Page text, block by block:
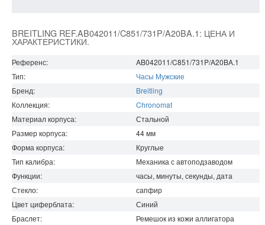
BREITLING REF.AB042011/C851/731P/A20BA.1: ЦЕНА И
ХАРАКТЕРИСТИКИ.
Референс:
AB042011/C851/731P/A20BA.1
Тип:
Часы Мужские
Бренд:
Breitling
Коллекция:
Chronomat
Материал корпуса:
Стальной
Размер корпуса:
44мм
Форма корпуса:
Круглые
Тип калибра:
Механика с автоподзаводом
Функции:
часы, минуты, секунды, дата
Стекло:
сапфир
Цвет циферблата:
Синий
Браслет:
Ремешок из кожи аллигатора